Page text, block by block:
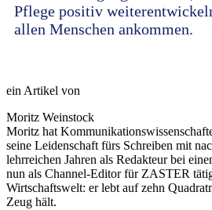
Pflege positiv
allen Menschen ankommen.
ein Artikel von
Moritz Weinstock
Moritz hat
seine Leidenschaft fürs Schreiben mit
lehrreichen Jahren als Redakteur bei
nun als Channel-Editor für ZASTER
Wirtschaftswelt: er lebt auf zehn
Zeug hält.